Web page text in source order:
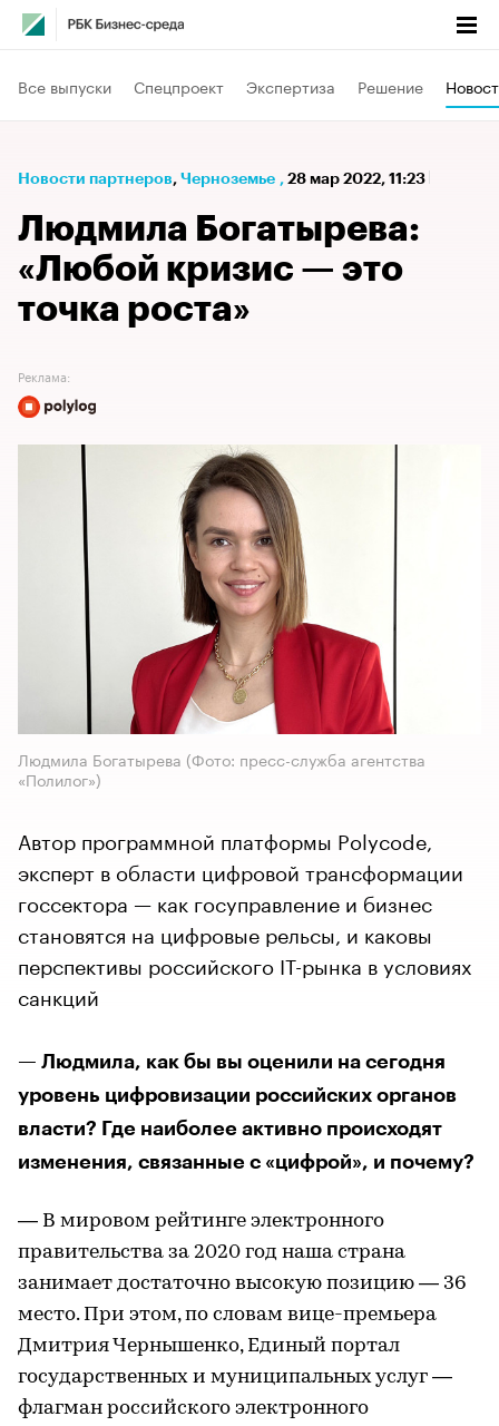
Все выпуски Спецпроект Экспертиза Решение
Новости партнеров⁠, Черноземье , 28 мар 2022, 11:23
Людмила Богатырева:
«Любой кризис — это
точка роста»
Реклама:
Людмила Богатырева (Фото: пресс-служба агентства
«Полилог»)
Автор программной платформы Polycode,
эксперт в области цифровой трансформации
госсектора — как госуправление и бизнес
становятся на цифровые рельсы, и каковы
перспективы российского IT-рынка в условиях
санкций
— Людмила, как бы вы оценили на сегодня
уровень цифровизации российских органов
власти? Где наиболее активно происходят
изменения, связанные с «цифрой», и почему?
— В мировом рейтинге электронного
правительства за 2020 год наша страна
занимает достаточно высокую позицию — 36
место. При этом, по словам вице-премьера
Дмитрия Чернышенко, Единый портал
государственных и муниципальных услуг —
флагман российского электронного